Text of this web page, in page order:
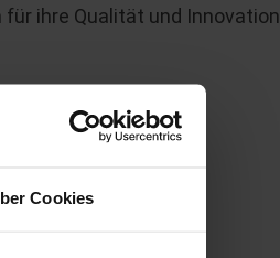
Cookies
ihre Qualität und Innovation
Anforderungen ab.